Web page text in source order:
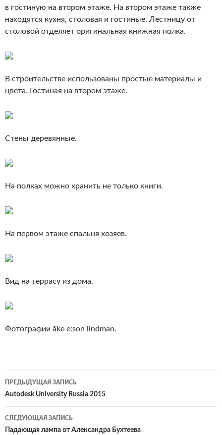
в гостиную на втором этаже. На втором этаже также
находятся кухня, столовая и гостиные. Лестницу от
столовой отделяет оригинальная книжная полка.
В строительстве использованы простые материалы и
цвета. Гостиная на втором этаже.
Стены деревянные.
На полках можно хранить не только книги.
На первом этаже спальня хозяев.
Вид на террасу из дома.
Фотографии åke e:son lindman.
Навигация
по
записям
ПРЕДЫДУЩАЯ ЗАПИСЬ
Autodesk University Russia 2015
СЛЕДУЮЩАЯ ЗАПИСЬ
Падающая лампа от Александра Бухтеева